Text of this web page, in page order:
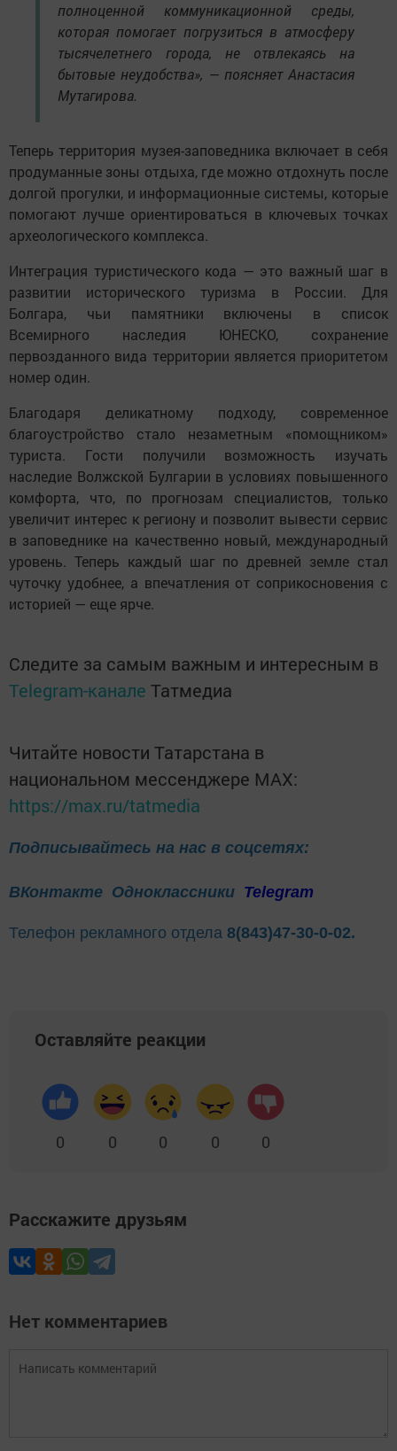
полноценной коммуникационной среды,
которая помогает погрузиться в атмосферу
тысячелетнего города, не отвлекаясь на
бытовые неудобства», — поясняет Анастасия
Мутагирова.
Теперь территория музея-заповедника включает в себя
продуманные зоны отдыха, где можно отдохнуть после
долгой прогулки, и информационные системы, которые
помогают лучше ориентироваться в ключевых точках
археологического комплекса.
Интеграция туристического кода — это важный шаг в
развитии исторического туризма в России. Для
Болгара, чьи памятники включены в список
Всемирного наследия ЮНЕСКО, сохранение
первозданного вида территории является приоритетом
номер один.
Благодаря деликатному подходу, современное
благоустройство стало незаметным «помощником»
туриста. Гости получили возможность изучать
наследие Волжской Булгарии в условиях повышенного
комфорта, что, по прогнозам специалистов, только
увеличит интерес к региону и позволит вывести сервис
в заповеднике на качественно новый, международный
уровень. Теперь каждый шаг по древней земле стал
чуточку удобнее, а впечатления от соприкосновения с
историей — еще ярче.
Следите за самым важным и интересным в
Telegram-канале Татмедиа
Читайте новости Татарстана в
национальном мессенджере MАХ:
https://max.ru/tatmedia
Подписывайтесь на нас в соцсетях:
ВКонтакте Одноклассники Telegram
Телефон рекламного отдела 8(843)47-30-0-02.
Оставляйте реакции
0 0 0 0 0
Расскажите друзьям
Нет комментариев